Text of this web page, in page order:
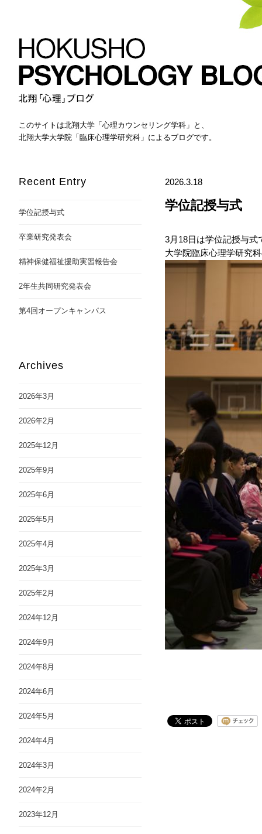
このサイトは北翔大学「心理カウンセリング学科」と、
北翔大学大学院「臨床心理学研究科」によるブログです。
Recent Entry
学位記授与式
卒業研究発表会
精神保健福祉援助実習報告会
2年生共同研究発表会
第4回オープンキャンパス
Archives
2026年3月
2026年2月
2025年12月
2025年9月
2025年6月
2025年5月
2025年4月
2025年3月
2025年2月
2024年12月
2024年9月
2024年8月
2024年6月
2024年5月
2024年4月
2024年3月
2024年2月
2023年12月
2026.3.18
学位記授与式
3月18日は学位記授与式
大学院臨床心理学研究